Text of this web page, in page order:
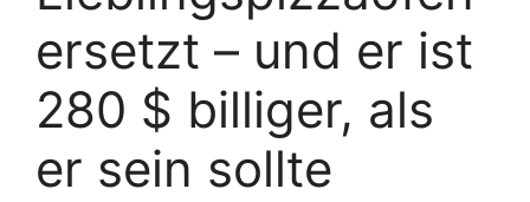
ersetzt – und er ist
280 $ billiger, als
er sein sollte